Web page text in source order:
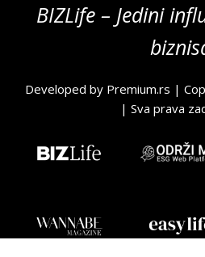
BIZLife – Jedini
Developed by Premium.rs |
| Sva prava